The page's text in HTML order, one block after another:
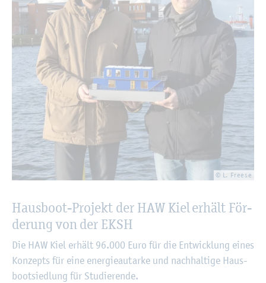
© L. Free­se
Haus­boot-Pro­jekt der HAW Kiel er­hält För­
de­rung von der EKSH
Die HAW Kiel er­hält 96.000 Euro für die Ent­wick­lung eines
Kon­zepts für eine en­er­gie­aut­ar­ke und nach­hal­ti­ge Haus­
boot­sied­lung für Stu­die­ren­de.